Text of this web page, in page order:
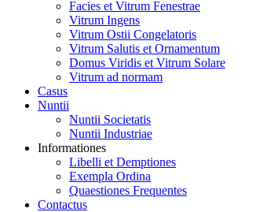
Facies et Vitrum Fenestrae
Vitrum Ingens
Vitrum Ostii Congelatoris
Vitrum Salutis et Ornamentum
Domus Viridis et Vitrum Solare
Vitrum ad normam
Casus
Nuntii
Nuntii Societatis
Nuntii Industriae
Informationes
Libelli et Demptiones
Exempla Ordina
Quaestiones Frequentes
Contactus